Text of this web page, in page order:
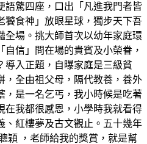
語驚四座，口出「凡進我門者皆
饕食神」放眼星球，獨步天下吾
全場。挑大師首次以幼年家庭環
信」問在場的貴賓及小榮眷，
導入正題，自曝家庭是三級貧
，全由祖父母，隔代教養，養外
，是一名乞丐，我小時候是吃著
在我都很感恩，小學時我就看得
、紅樓夢及古文觀止。五十幾年
穎 ，老師給我的獎賞，就是幫